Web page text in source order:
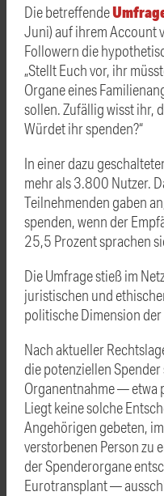
Die betreffende
Juni) auf ihrem Account
Followern die
„Stellt Euch vor, ihr
Organe eines
sollen. Zufällig wisst ihr,
Würdet ihr spenden?“
In einer dazu
mehr als 3.800 Nutzer.
Teilnehmenden gaben
spenden, wenn der
25,5 Prozent sprachen
Die Umfrage stieß im
juristischen und
politische Dimension
Nach aktueller
die potenziellen
Organentnahme — etwa
Liegt keine solche
Angehörigen gebeten,
verstorbenen Person zu
der Spenderorgane
Eurotransplant —